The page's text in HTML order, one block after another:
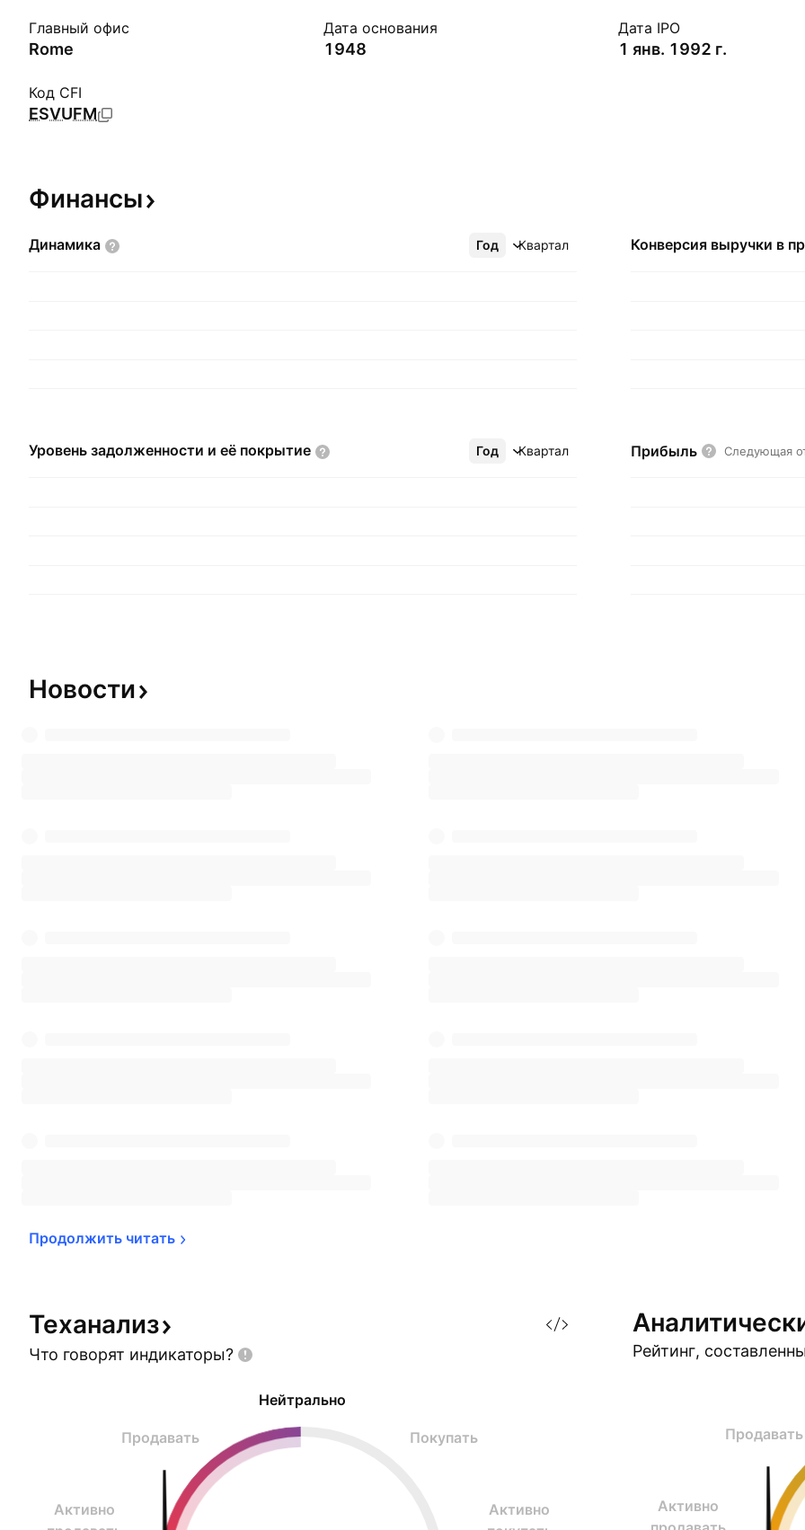
Главный офис
Rome
Дата основания
1948
Дата IPO
1 янв. 1992 г.
Код CFI
ESVUFM
Финансы
Динамика Год Квартал
Ещё Конверсия выручки в
Уровень задолженности и её покрытие Год Квартал
Ещё Прибыль Следующая
Новости
Продолжить читать
Теханализ
Что говорят индикаторы?
Нейтрально
Продавать Покупать
Активно
Активно
Рейтинг,
Продавать
Активно